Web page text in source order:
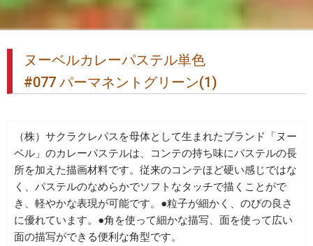
ヌーベルカレーパステル単色
#077 パーマネントグリーン(1)
（株）サクラクレパスを母体として生まれたブランド「ヌー
ベル」のカレーパステルは、コンテの持ち味にパステルの長
所を加えた描画材料です。従来のコンテほど硬い感じではな
く、パステルのなめらかでソフトなタッチで描くことがで
き、軽やかな表現が可能です。●粒子が細かく、のびの良さ
に優れています。●角を使って細かな描写、面を使って広い
面の描写ができる便利な角型です。